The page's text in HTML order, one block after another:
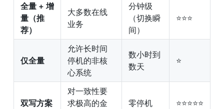
全量 + 增
量（推
荐）
大多数在线
业务
分钟级
（切换瞬
间）
⭐⭐⭐
仅全量
允许长时间
停机的非核
心系统
数小时到
数天
⭐
双写方案
对一致性要
求极高的金
零停机 ⭐⭐⭐⭐⭐